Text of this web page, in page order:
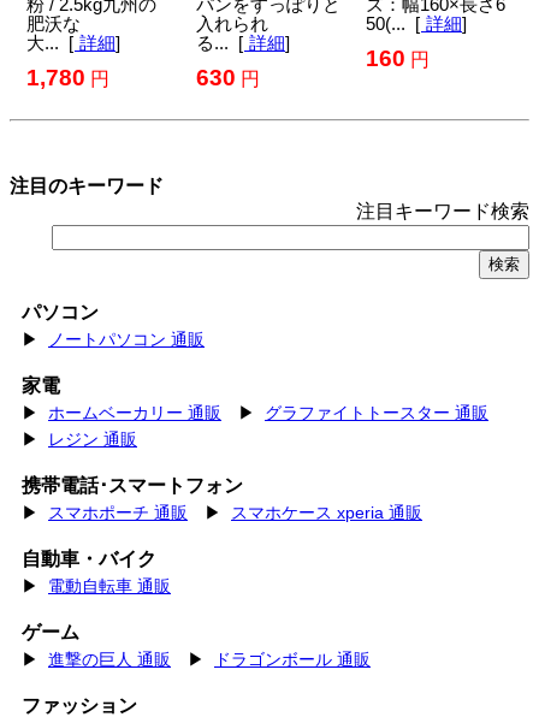
注目のキーワード
注目キーワード検索
パソコン
▶ ノートパソコン 通販
家電
▶ ホームベーカリー 通販 ▶ グラファイトトースター 通販
▶
レジン 通販
携帯電話･スマートフォン
▶ スマホポーチ 通販 ▶ スマホケース xperia 通販
自動車・バイク
▶ 電動自転車 通販
ゲーム
▶ 進撃の巨人 通販 ▶ ドラゴンボール 通販
ファッション